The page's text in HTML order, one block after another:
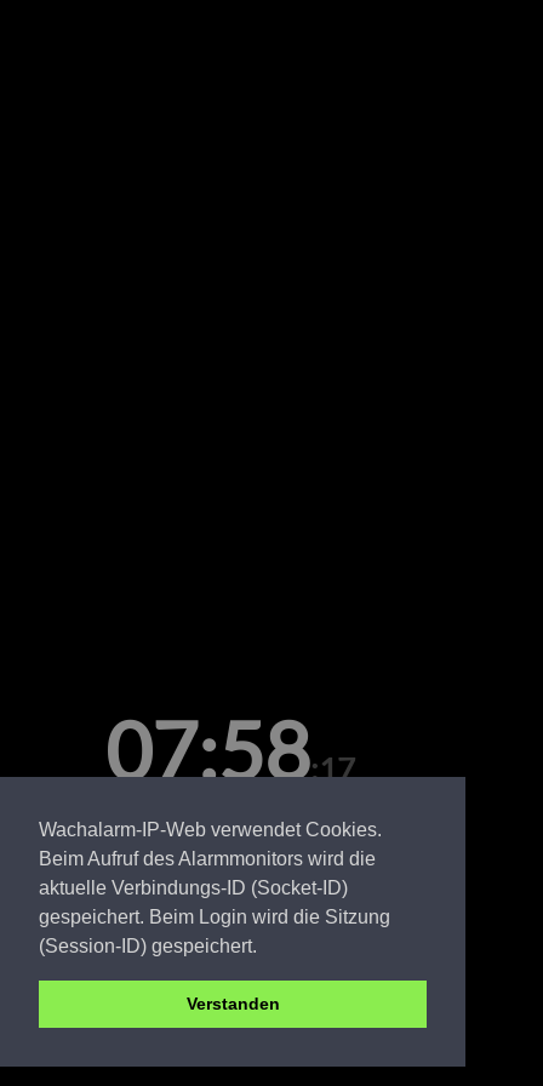
Wachalarm-IP-Web verwendet Cookies.
Beim Aufruf des Alarmmonitors wird die
aktuelle Verbindungs-ID (Socket-ID)
gespeichert. Beim Login wird die Sitzung
(Session-ID) gespeichert.
Verstanden
07:58:17
Montag, 10. August
OSL FW Boblitz